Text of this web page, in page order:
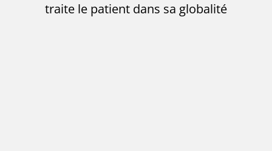
traite le patient dans sa globalité